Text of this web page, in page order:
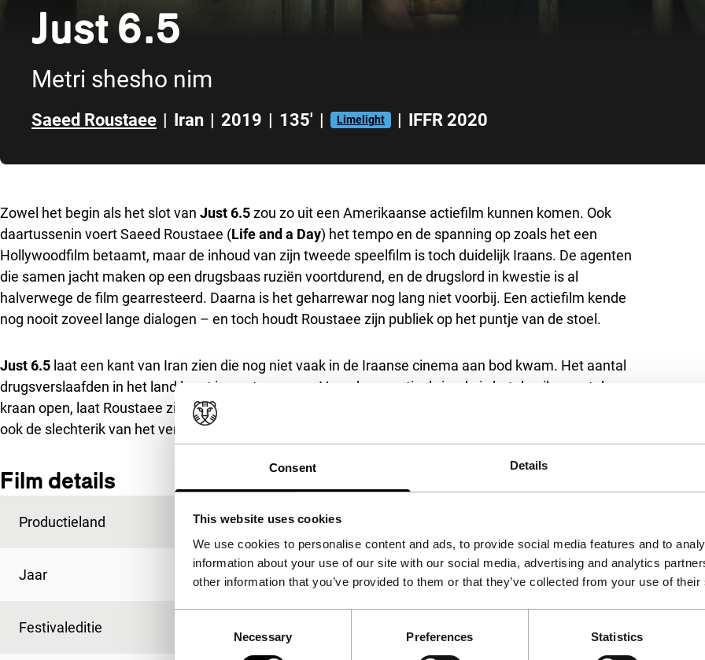
Consent Details
This website uses cookies
We use cookies to personalise content and ads, to provide social media features and to
information about your use of our site with our social media, advertising and analytics
other information that you’ve provided to them or that they’ve collected from your use of
Necessary Preferences Statistics
Just 6.5
Metri shesho nim
Saeed Roustaee | Iran | 2019 | 135' | Limelight | IFFR 2020
Zowel het begin als het slot van Just 6.5zou zo uit een Amerikaanse actiefilm kunnen komen. Ook
daartussenin voert Saeed Roustaee (Life and a Day) het tempo en de spanning op zoals het een
Hollywoodfilm betaamt, maar de inhoud van zijn tweede speelfilm is toch duidelijk Iraans. De agenten
die samen jacht maken op een drugsbaas ruziën voortdurend, en de drugslord in kwestie is al
halverwege de film gearresteerd. Daarna is het geharrewar nog lang niet voorbij. Een actiefilm kende
nog nooit zoveel lange dialogen – en toch houdt Roustaee zijn publiek op het puntje van de stoel.
Just 6.5 laat een kant van Iran zien die nog niet vaak in de Iraanse cinema aan bod kwam. Het aantal
drugsverslaafden in het land loopt in rap tempo op. Voor de narcoticabrigade is het dweilen met de
kraan open, laat Roustaee zien, in een politiefilm waarin ieder personage gelaagd en geloofwaardig is –
ook de slechterik van het verhaal.
Film details
Productieland Iran
Jaar 2019
Festivaleditie